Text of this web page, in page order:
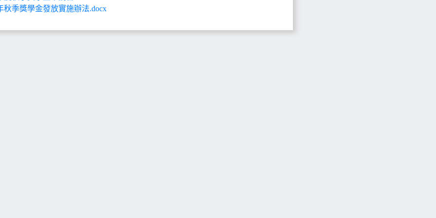
秋季獎學金發放實施辦法.docx